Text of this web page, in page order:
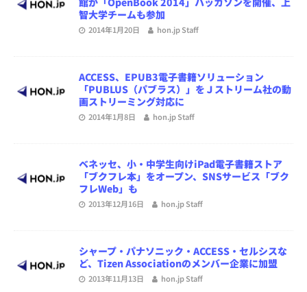
智大学チームも参加
2014年1月20日 hon.jp Staff
ACCESS、EPUB3電子書籍ソリューション
「PUBLUS（パブラス）」をＪストリーム社の動
画ストリーミング対応に
2014年1月8日 hon.jp Staff
ベネッセ、小・中学生向けiPad電子書籍ストア
「ブクフレ本」をオープン、SNSサービス「ブク
フレWeb」も
2013年12月16日 hon.jp Staff
シャープ・パナソニック・ACCESS・セルシスな
ど、Tizen Associationのメンバー企業に加盟
2013年11月13日 hon.jp Staff